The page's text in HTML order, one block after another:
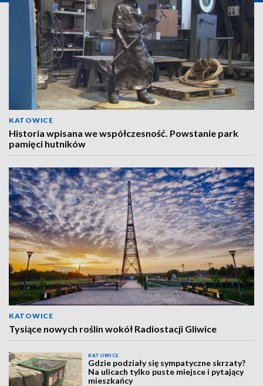
KATOWICE
Historia wpisana we współczesność. Powstanie park
pamięci hutników
KATOWICE
Tysiące nowych roślin wokół Radiostacji Gliwice
KATOWICE
Gdzie podziały się sympatyczne skrzaty?
Na ulicach tylko puste miejsce i pytający
mieszkańcy